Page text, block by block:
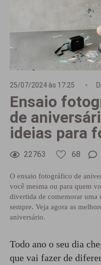
25/07/2024 às 17:25
Ensaio
de
ideias para
22763 68
O ensaio fotográfico de
você mesma ou para quem
divertida de comemorar uma
sempre. Veja agora as
aniversário.
Todo ano o seu dia
que vai fazer de